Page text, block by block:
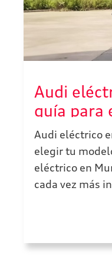
Audi
guía para
modelo
Audi eléctrico
elegir tu
eléctrico en
cada vez más
buscan
avanzada,
experiencia
cómoda y